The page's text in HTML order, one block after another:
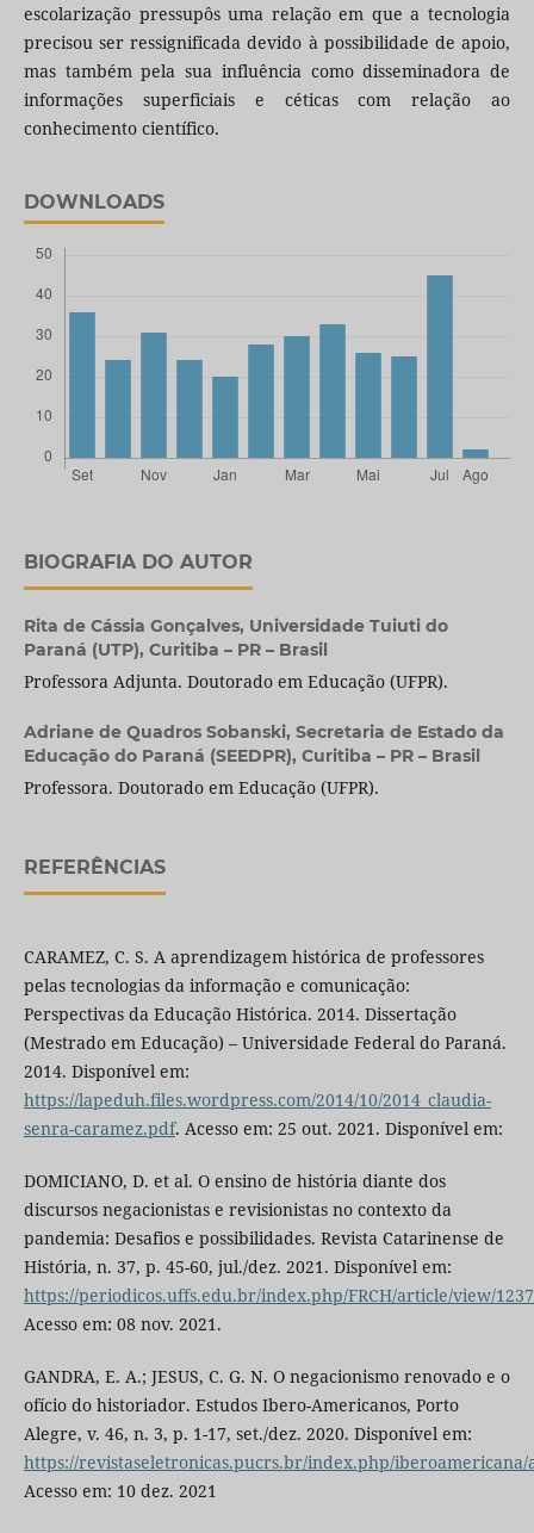
escolarização pressupôs uma relação em que a tecnologia
precisou ser ressignificada devido à possibilidade de apoio,
mas também pela sua influência como disseminadora de
informações superficiais e céticas com relação ao
conhecimento científico.
DOWNLOADS
BIOGRAFIA DO AUTOR
Rita de Cássia Gonçalves, Universidade Tuiuti do
Paraná (UTP), Curitiba – PR – Brasil
Professora Adjunta. Doutorado em Educação (UFPR).
Adriane de Quadros Sobanski, Secretaria de Estado da
Educação do Paraná (SEEDPR), Curitiba – PR – Brasil
Professora. Doutorado em Educação (UFPR).
REFERÊNCIAS
CARAMEZ, C. S. A aprendizagem histórica de professores
pelas tecnologias da informação e comunicação:
Perspectivas da Educação Histórica. 2014. Dissertação
(Mestrado em Educação) – Universidade Federal do Paraná.
2014. Disponível em:
https://lapeduh.files.wordpress.com/2014/10/2014_claudia-
senra-caramez.pdf. Acesso em: 25 out. 2021. Disponível em:
DOMICIANO, D. et al. O ensino de história diante dos
discursos negacionistas e revisionistas no contexto da
pandemia: Desafios e possibilidades. Revista Catarinense de
História, n. 37, p. 45-60, jul./dez. 2021. Disponível em:
https://periodicos.uffs.edu.br/index.php/FRCH/article/view/
Acesso em: 08 nov. 2021.
GANDRA, E. A.; JESUS, C. G. N. O negacionismo renovado e o
ofício do historiador. Estudos Ibero-Americanos, Porto
Alegre, v. 46, n. 3, p. 1-17, set./dez. 2020. Disponível em:
https://revistaseletronicas.pucrs.br/index.php/iberoamericana/
Acesso em: 10 dez. 2021